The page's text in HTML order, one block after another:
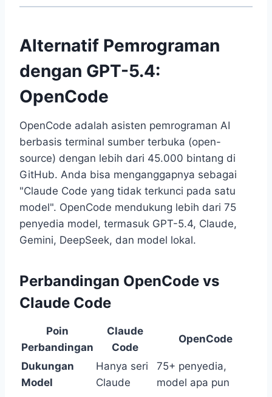
Alternatif Pemrograman
dengan GPT-5.4:
OpenCode
OpenCode adalah asisten pemrograman AI
berbasis terminal sumber terbuka (open-
source) dengan lebih dari 45.000 bintang di
GitHub. Anda bisa menganggapnya sebagai
"Claude Code yang tidak terkunci pada satu
model". OpenCode mendukung lebih dari 75
penyedia model, termasuk GPT-5.4, Claude,
Gemini, DeepSeek, dan model lokal.
Perbandingan OpenCode vs
Claude Code
Poin
Perbandingan
Claude
Code
OpenCode
Dukungan
Model
Hanya seri
Claude
75+ penyedia,
model apa pun